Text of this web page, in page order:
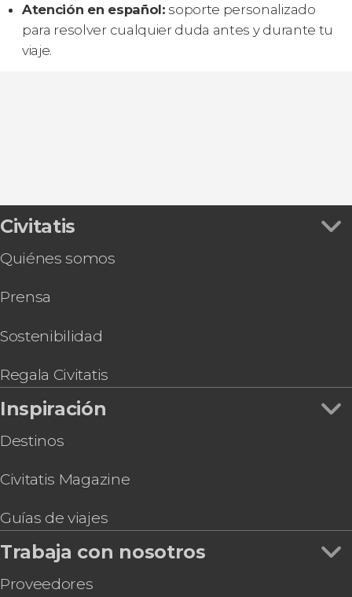
Atención en español: soporte personalizado
para resolver cualquier duda antes y durante tu
viaje.
Civitatis
Quiénes somos
Prensa
Sostenibilidad
Regala Civitatis
Inspiración
Destinos
Civitatis Magazine
Guías de viajes
Trabaja con nosotros
Proveedores